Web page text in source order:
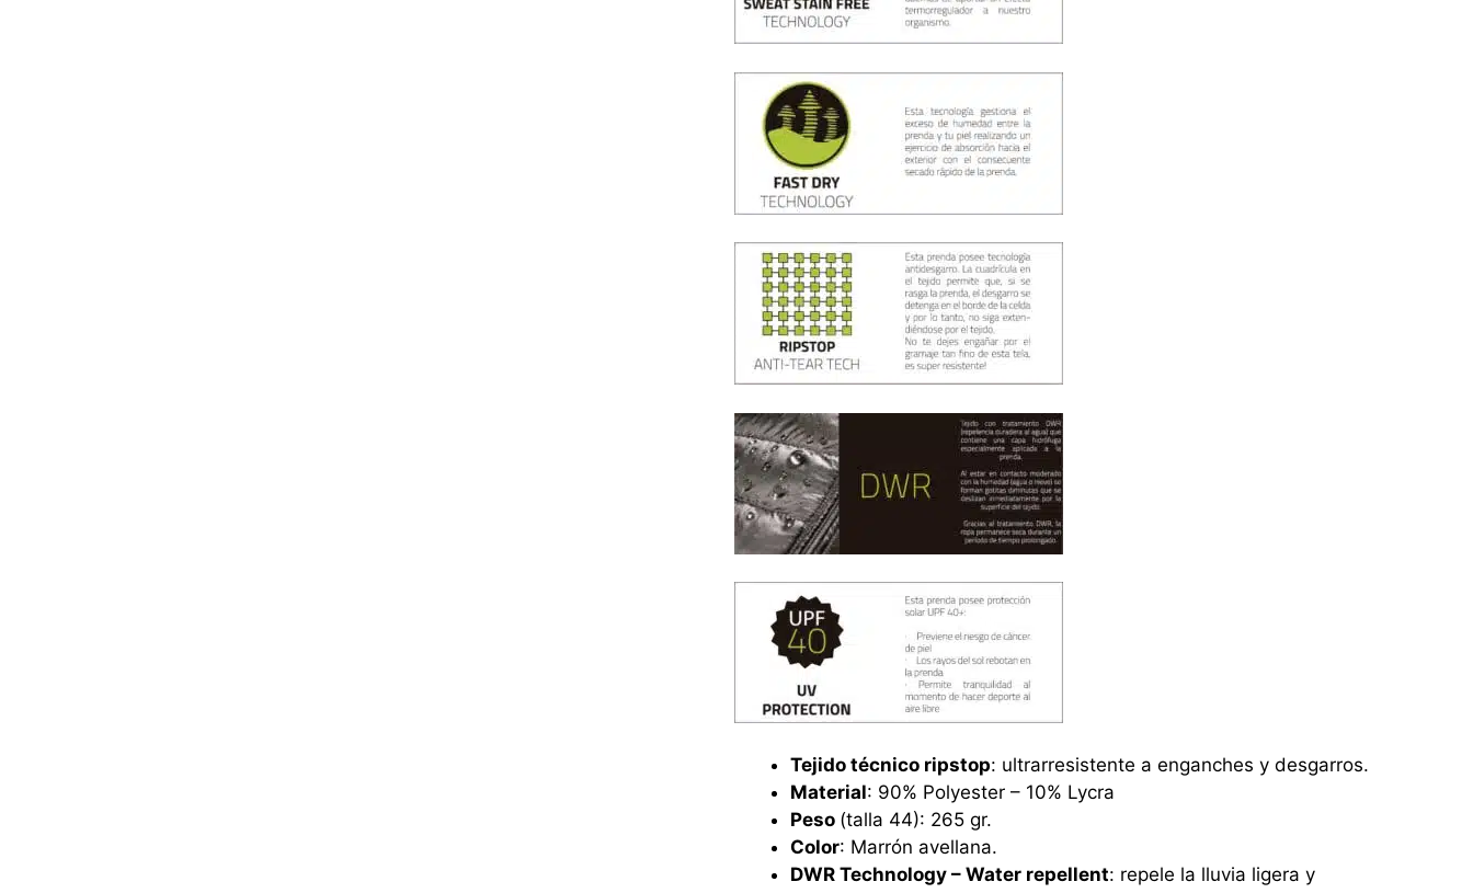
Tejido técnico ripstop: ultrarresistente a enganches y desgarros.
Material: 90% Polyester – 10% Lycra
Peso (talla 44): 265 gr.
Color: Marrón avellana.
DWR Technology – Water repellent: repele la lluvia ligera y